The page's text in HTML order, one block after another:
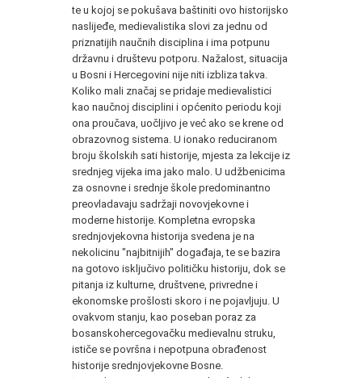
te u kojoj se pokušava baštiniti ovo historijsko
naslijeđe, medievalistika slovi za jednu od
priznatijih naučnih disciplina i ima potpunu
državnu i društevu potporu. Nažalost, situacija
u Bosni i Hercegovini nije niti izbliza takva.
Koliko mali značaj se pridaje medievalistici
kao naučnoj disciplini i općenito periodu koji
ona proučava, uočljivo je već ako se krene od
obrazovnog sistema. U ionako reduciranom
broju školskih sati historije, mjesta za lekcije iz
srednjeg vijeka ima jako malo. U udžbenicima
za osnovne i srednje škole predominantno
preovladavaju sadržaji novovjekovne i
moderne historije. Kompletna evropska
srednjovjekovna historija svedena je na
nekolicinu "najbitnijih" događaja, te se bazira
na gotovo isključivo političku historiju, dok se
pitanja iz kulturne, društvene, privredne i
ekonomske prošlosti skoro i ne pojavljuju. U
ovakvom stanju, kao poseban poraz za
bosanskohercegovačku medievalnu struku,
ističe se površna i nepotpuna obrađenost
historije srednjovjekovne Bosne.